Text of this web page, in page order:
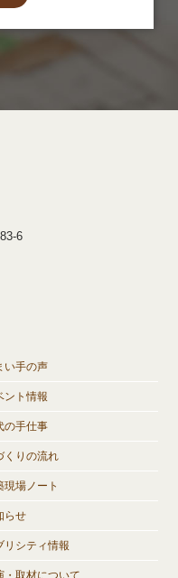
6
い手の声
ント情報
の手仕事
くりの流れ
現場ノート
らせ
リシティ情報
・取材について